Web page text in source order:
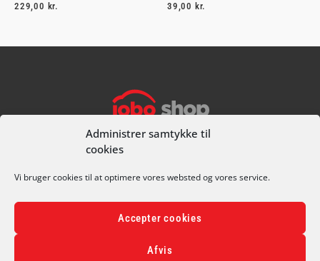
Administrer samtykke til
cookies
Vi bruger cookies til at optimere vores websted og vores service.
Accepter cookies
Afvis
mere for gratis fragt
Gå til betaling
229,00 kr. 39,00 kr.
OLE RØMERS VEJ 1A, 3000 HELSINGØR
HANDELSBETINGELSER